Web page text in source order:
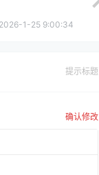
2026-1-25 9:00:34
提示标题
确认修改